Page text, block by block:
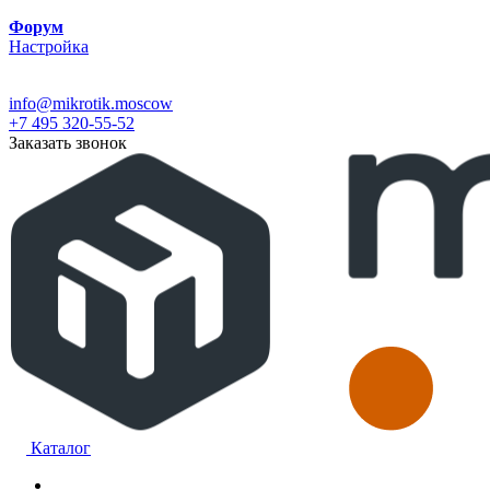
Форум
Настройка
info@mikrotik.moscow
+7 495 320-55-52
Заказать звонок
Каталог